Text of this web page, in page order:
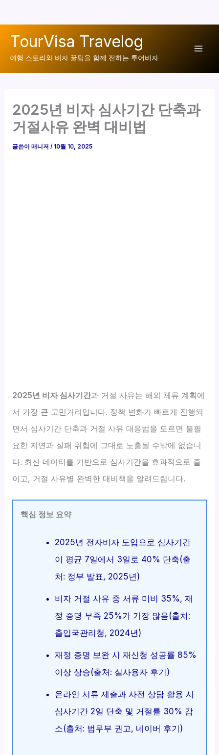
TourVisa Travelog
여행 스토리와 비자 꿀팁을 함께 전하는 투어비자
2025년 비자 심사기간 단축과
거절사유 완벽 대비법
글쓴이매니저/ 10월 10, 2025
2025년 비자 심사기간과 거절 사유는 해외 체류 계획에
서 가장 큰 고민거리입니다. 정책 변화가 빠르게 진행되
면서 심사기간 단축과 거절 사유 대응법을 모르면 불필
요한 지연과 실패 위험에 그대로 노출될 수밖에 없습니
다. 최신 데이터를 기반으로 심사기간을 효과적으로 줄
이고, 거절 사유별 완벽한 대비책을 알려드립니다.
핵심 정보 요약
2025년 전자비자 도입으로 심사기간
이 평균 7일에서 3일로 40% 단축(출
처: 정부 발표, 2025년)
비자 거절 사유 중 서류 미비 35%, 재
정 증명 부족 25%가 가장 많음(출처:
출입국관리청, 2024년)
재정 증명 보완 시 재신청 성공률 85%
이상 상승(출처: 실사용자 후기)
온라인 서류 제출과 사전 상담 활용 시
심사기간 2일 단축 및 거절률 30% 감
소(출처: 법무부 권고, 네이버 후기)